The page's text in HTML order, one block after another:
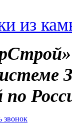
из
по
звонок